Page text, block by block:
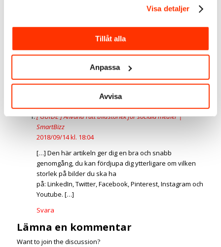
Visa detaljer
Tillåt alla
Anpassa
Avvisa
Twitter
Bildstorlekar för sociala medier
Sociala medier,Video,Visuell marknadsföring
Trackbacks & Pingbacks
[ GUIDE ] Använd rätt bildstorlek för sociala medier |
SmartBizz
2018/09/14 kl. 18:04
[…] Den här artikeln ger dig en bra och snabb
genomgång, du kan fördjupa dig ytterligare om vilken
storlek på bilder du ska ha
på: LinkedIn, Twitter, Facebook, Pinterest, Instagram och
Youtube. […]
Svara
Lämna en kommentar
Want to join the discussion?